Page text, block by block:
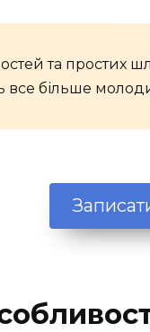
та простих
все більше